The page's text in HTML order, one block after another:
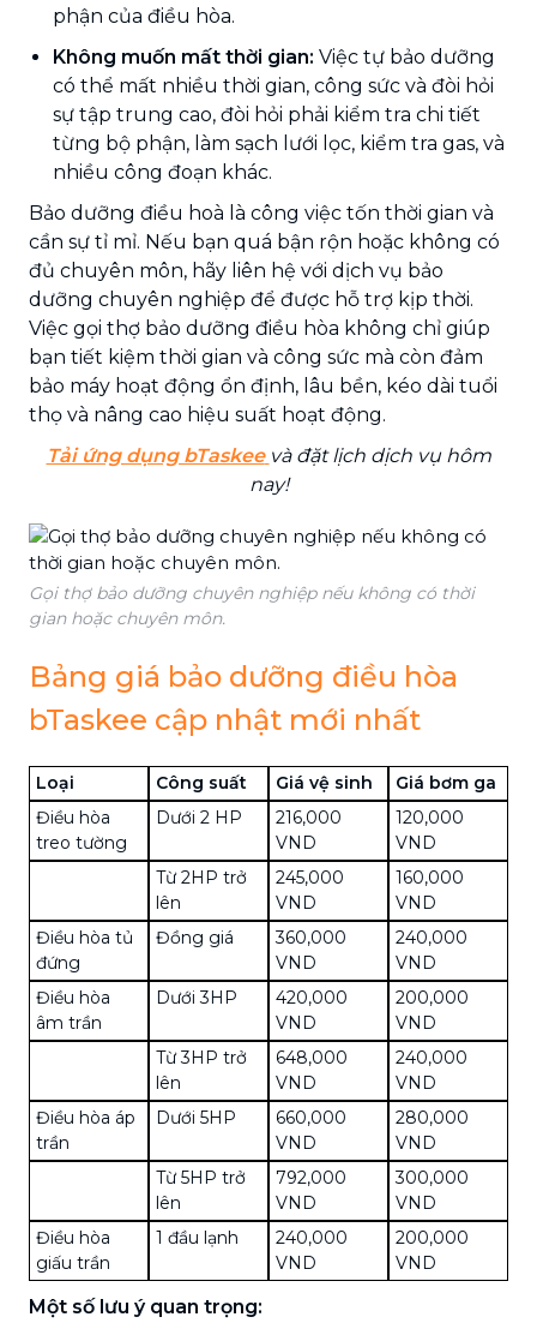
phận của điều hòa.
Không muốn mất thời gian: Việc tự bảo dưỡng
có thể mất nhiều thời gian, công sức và đòi hỏi
sự tập trung cao, đòi hỏi phải kiểm tra chi tiết
từng bộ phận, làm sạch lưới lọc, kiểm tra gas, và
nhiều công đoạn khác.
Bảo dưỡng điều hoà là công việc tốn thời gian và
cần sự tỉ mỉ. Nếu bạn quá bận rộn hoặc không có
đủ chuyên môn, hãy liên hệ với dịch vụ bảo
dưỡng chuyên nghiệp để được hỗ trợ kịp thời.
Việc gọi thợ bảo dưỡng điều hòa không chỉ giúp
bạn tiết kiệm thời gian và công sức mà còn đảm
bảo máy hoạt động ổn định, lâu bền, kéo dài tuổi
thọ và nâng cao hiệu suất hoạt động.
Tải ứng dụng bTaskee và đặt lịch dịch vụ hôm
nay!
Gọi thợ bảo dưỡng chuyên nghiệp nếu không có thời
gian hoặc chuyên môn.
Bảng giá bảo dưỡng điều hòa
bTaskee cập nhật mới nhất
Loại Công suất Giá vệ sinh
Giá bơm ga
Điều hòa
treo tường
Dưới 2 HP
216,000
VND
120,000
VND
Từ 2HP trở
lên
245,000
VND
160,000
VND
Điều hòa tủ
đứng
Đồng giá
360,000
VND
240,000
VND
Điều hòa
âm trần
Dưới 3HP
420,000
VND
200,000
VND
Từ 3HP trở
lên
648,000
VND
240,000
VND
Điều hòa áp
trần
Dưới 5HP
660,000
VND
280,000
VND
Từ 5HP trở
lên
792,000
VND
300,000
VND
Điều hòa
giấu trần
1 đầu lạnh
240,000
VND
200,000
VND
Một số lưu ý quan trọng: